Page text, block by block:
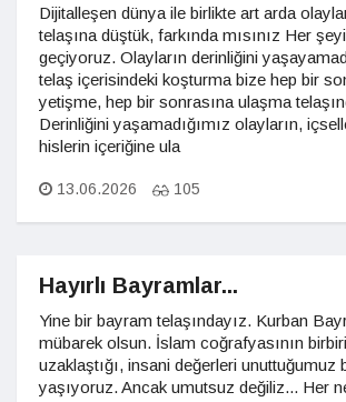
Dijitalleşen dünya ile birlikte art arda
telaşına düştük, farkında mısınız Her
geçiyoruz. Olayların derinliğini
telaş içerisindeki koşturma bize hep bir
yetişme, hep bir sonrasına ulaşma
Derinliğini yaşamadığımız olayların,
hislerin içeriğine ula
13.06.2026 105
Hayırlı Bayramlar...
Yine bir bayram telaşındayız. Kurban
mübarek olsun. İslam coğrafyasının
uzaklaştığı, insani değerleri unuttuğumuz
yaşıyoruz. Ancak umutsuz değiliz... Her